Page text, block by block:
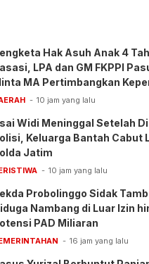
Hak Asuh Anak 4
LPA dan GM FKPPI
MA Pertimbangkan
10 jam yang lalu
Widi Meninggal Setelah
Keluarga Bantah Cabut
Jatim
10 jam yang lalu
Probolinggo Sidak
Nambang di Luar Izin
PAD Miliaran
16 jam yang lalu